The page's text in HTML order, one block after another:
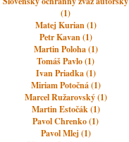
(1)
Matej Kurian (1)
Petr Kavan (1)
Martin Poloha (1)
Tomáš Pavlo (1)
Ivan Priadka (1)
Miriam Potočná (1)
Marcel Ružarovský (1)
Martin Estočák (1)
Pavol Chrenko (1)
Pavol Mlej (1)